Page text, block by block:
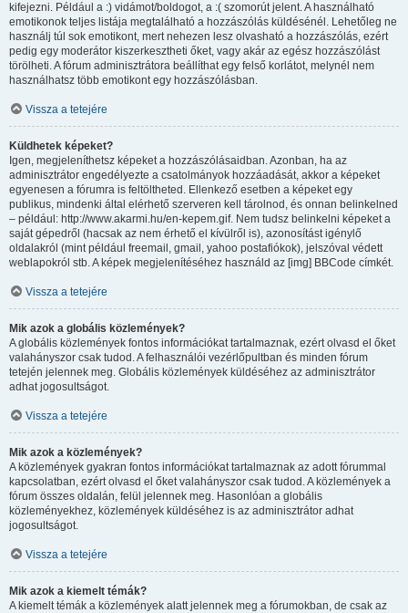
kifejezni. Például a :) vidámot/boldogot, a :( szomorút jelent. A használható
emotikonok teljes listája megtalálható a hozzászólás küldésénél. Lehetőleg ne
használj túl sok emotikont, mert nehezen lesz olvasható a hozzászólás, ezért
pedig egy moderátor kiszerkesztheti őket, vagy akár az egész hozzászólást
törölheti. A fórum adminisztrátora beállíthat egy felső korlátot, melynél nem
használhatsz több emotikont egy hozzászólásban.
Vissza a tetejére
Küldhetek képeket?
Igen, megjeleníthetsz képeket a hozzászólásaidban. Azonban, ha az
adminisztrátor engedélyezte a csatolmányok hozzáadását, akkor a képeket
egyenesen a fórumra is feltöltheted. Ellenkező esetben a képeket egy
publikus, mindenki által elérhető szerveren kell tárolnod, és onnan belinkelned
– például: http://www.akarmi.hu/en-kepem.gif. Nem tudsz belinkelni képeket a
saját gépedről (hacsak az nem érhető el kívülről is), azonosítást igénylő
oldalakról (mint például freemail, gmail, yahoo postafiókok), jelszóval védett
weblapokról stb. A képek megjelenítéséhez használd az [img] BBCode címkét.
Vissza a tetejére
Mik azok a globális közlemények?
A globális közlemények fontos információkat tartalmaznak, ezért olvasd el őket
valahányszor csak tudod. A felhasználói vezérlőpultban és minden fórum
tetején jelennek meg. Globális közlemények küldéséhez az adminisztrátor
adhat jogosultságot.
Vissza a tetejére
Mik azok a közlemények?
A közlemények gyakran fontos információkat tartalmaznak az adott fórummal
kapcsolatban, ezért olvasd el őket valahányszor csak tudod. A közlemények a
fórum összes oldalán, felül jelennek meg. Hasonlóan a globális
közleményekhez, közlemények küldéséhez is az adminisztrátor adhat
jogosultságot.
Vissza a tetejére
Mik azok a kiemelt témák?
A kiemelt témák a közlemények alatt jelennek meg a fórumokban, de csak az